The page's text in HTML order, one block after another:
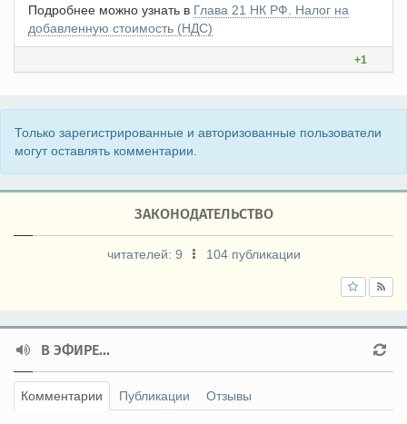
Подробнее можно узнать в Глава 21 НК РФ. Налог на
добавленную стоимость (НДС)
+1
Только зарегистрированные и авторизованные пользователи
могут оставлять комментарии.
ЗАКОНОДАТЕЛЬСТВО
читателей: 9 104 публикации
В ЭФИРЕ...
Комментарии Публикации Отзывы